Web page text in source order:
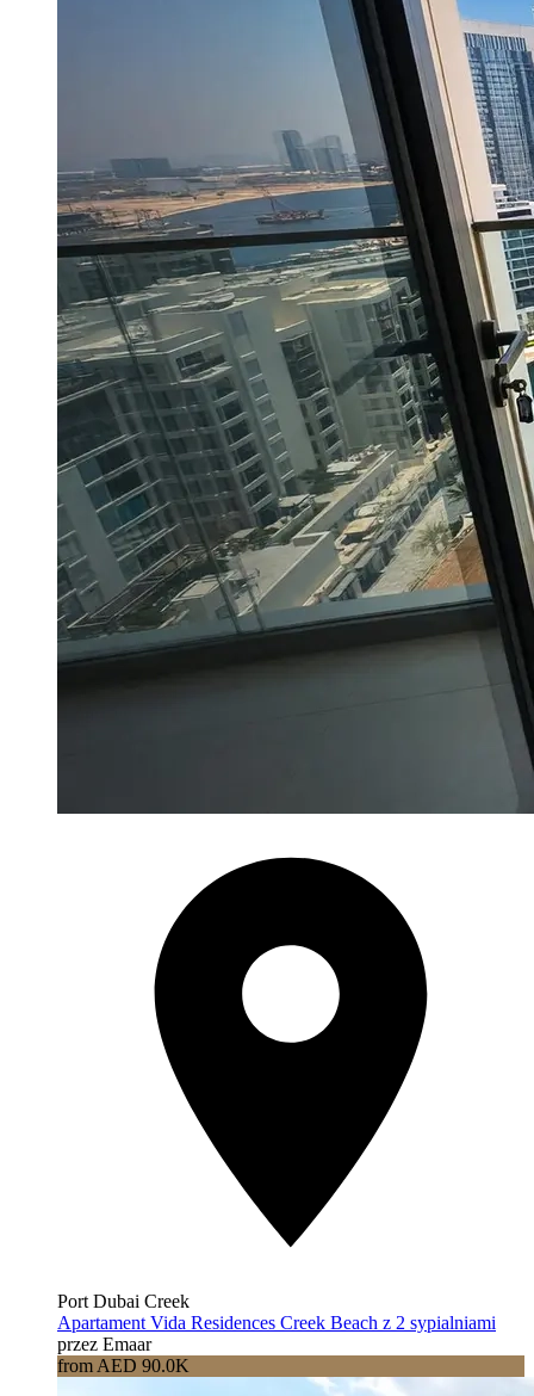
Port Dubai Creek
Apartament Vida Residences Creek Beach z 2 sypialniami
przez Emaar
from AED 90.0K